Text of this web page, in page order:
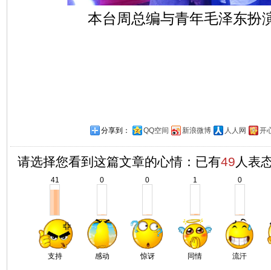
本台周总编与青年毛泽东扮
分享到： QQ空间 新浪微博 人人网 开
请选择您看到这篇文章的心情：已有49 人表
41
支持
0
感动
0
惊讶
1
同情
0
流汗